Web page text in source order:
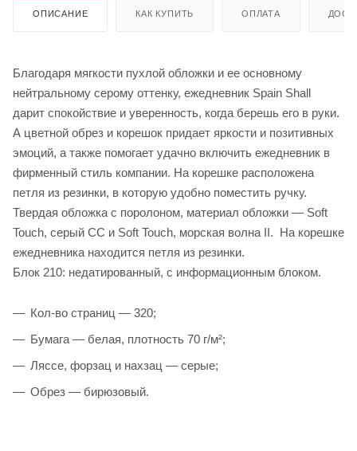
ОПИСАНИЕ КАК КУПИТЬ ОПЛАТА
Благодаря мягкости пухлой обложки и ее основному
нейтральному серому оттенку, ежедневник Spain Shall
дарит спокойствие и уверенность, когда берешь его в руки.
А цветной обрез и корешок придает яркости и позитивных
эмоций, а также помогает удачно включить ежедневник в
фирменный стиль компании. На корешке расположена
петля из резинки, в которую удобно поместить ручку.
Твердая обложка с поролоном, материал обложки — Soft
Touch, серый СС и Soft Touch, морская волна II. На корешке
ежедневника находится петля из резинки.
Блок 210: недатированный, с информационным блоком.
Кол-во страниц — 320;
Бумага — белая, плотность 70 г/м²;
Ляссе, форзац и нахзац — серые;
Обрез — бирюзовый.